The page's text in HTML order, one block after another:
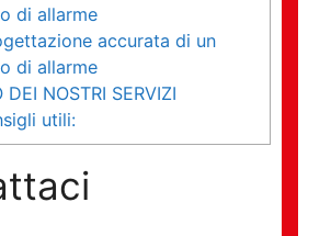
di allarme
accurata di un
di allarme
DEI NOSTRI SERVIZI
utili: